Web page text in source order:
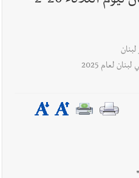
مع انخفاض طفيف بالحرارة
كمائن لشعبة المعلومات تُسفر عن
لبنان
لعام 2025